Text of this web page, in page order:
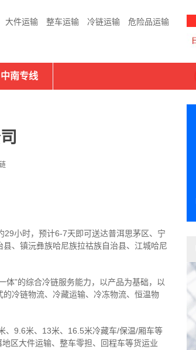
大件运输 整车运输 冷链运输 危险品运输
中南专线
小时，预计6-7天即可送达普洱思茅区、宁
、镇沅彝族哈尼族拉祜族自治县、江城哈尼
”的综合冷链服务能力，以产品为基础，以
冷链物流、冷藏运输、冷冻物流、恒温物
、9.6米、13米、16.5米冷藏车/保温/厢车等
区大件运输、整车零担、回程车等货运业